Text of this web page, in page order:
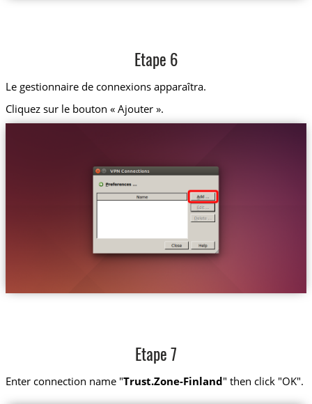
Etape 6
Le gestionnaire de connexions apparaîtra.
Cliquez sur le bouton « Ajouter ».
Etape 7
Enter connection name "Trust.Zone-Finland" then click "OK".